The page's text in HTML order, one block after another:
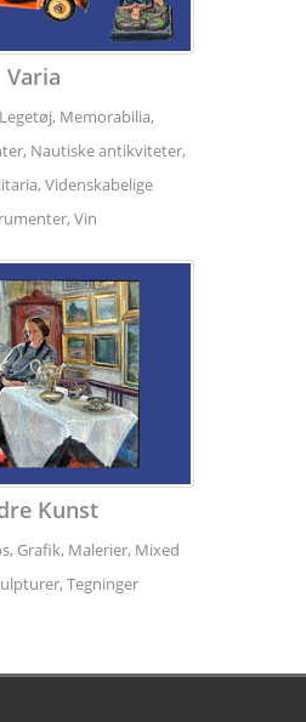
Varia
Memorabilia,
Nautiske antikviteter,
Videnskabelige
Vin
Kunst
Grafik, Malerier, Mixed
Tegninger